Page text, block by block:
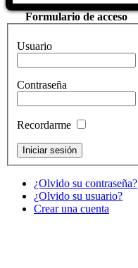
Formulario de acceso
Usuario
Contraseña
Recordarme
¿Olvido su contraseña?
¿Olvido su usuario?
Crear una cuenta